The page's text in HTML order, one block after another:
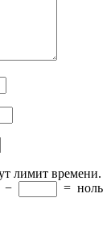
лимит времени.
− = ноль